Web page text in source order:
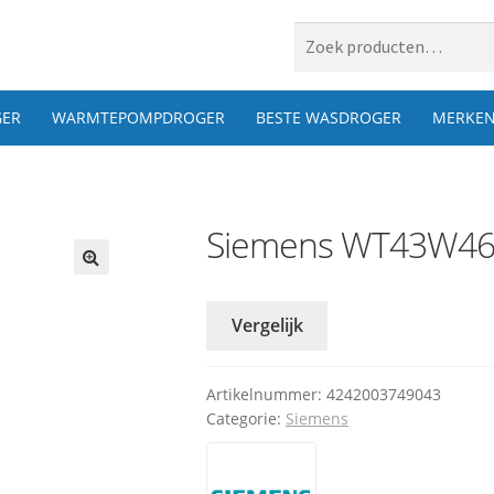
 naar:
WARMTEPOMPDROGER BESTE WASDROGER MERKEN
Siemens
Vergelijk
Artikelnummer: 4242003749043
Categorie: Siemens